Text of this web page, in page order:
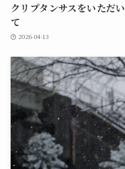
クリプタンサスをいただい
て
2026-04-13